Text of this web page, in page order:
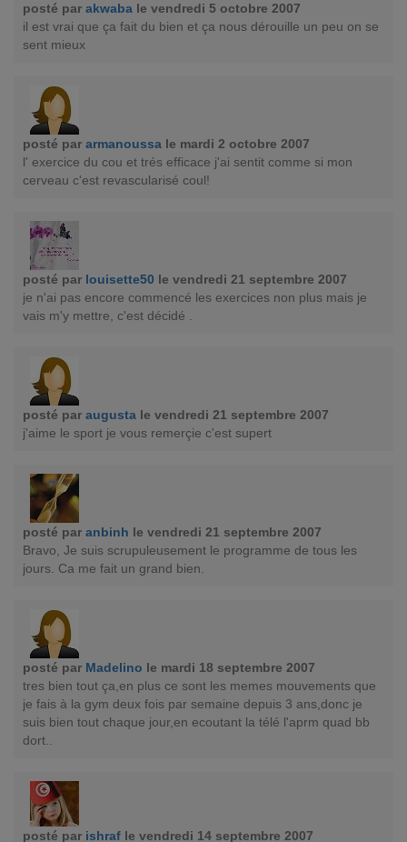
posté par akwaba le vendredi 5 octobre 2007
il est vrai que ça fait du bien et ça nous dérouille un peu on se
sent mieux
posté par armanoussa le mardi 2 octobre 2007
l' exercice du cou et trés efficace j'ai sentit comme si mon
cerveau c'est revascularisé coul!
posté par louisette50 le vendredi 21 septembre 2007
je n'ai pas encore commencé les exercices non plus mais je
vais m'y mettre, c'est décidé .
posté par augusta le vendredi 21 septembre 2007
j'aime le sport je vous remerçie c'est supert
posté par anbinh le vendredi 21 septembre 2007
Bravo, Je suis scrupuleusement le programme de tous les
jours. Ca me fait un grand bien.
posté par Madelino le mardi 18 septembre 2007
tres bien tout ça,en plus ce sont les memes mouvements que
je fais à la gym deux fois par semaine depuis 3 ans,donc je
suis bien tout chaque jour,en ecoutant la télé l'aprm quad bb
dort..
posté par ishraf le vendredi 14 septembre 2007